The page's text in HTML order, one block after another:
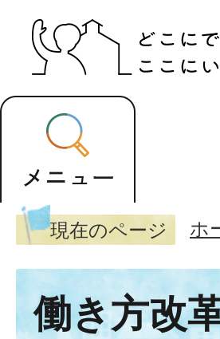
現在のページ ホ
働き方改